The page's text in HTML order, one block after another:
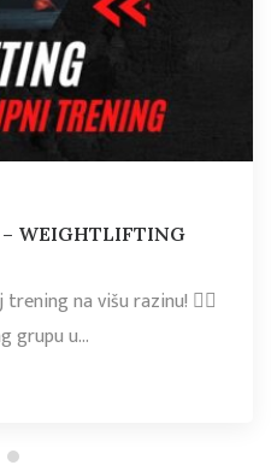
WEIGHTLIFTING
na višu razinu! 🏋️‍♂️
grupu u…